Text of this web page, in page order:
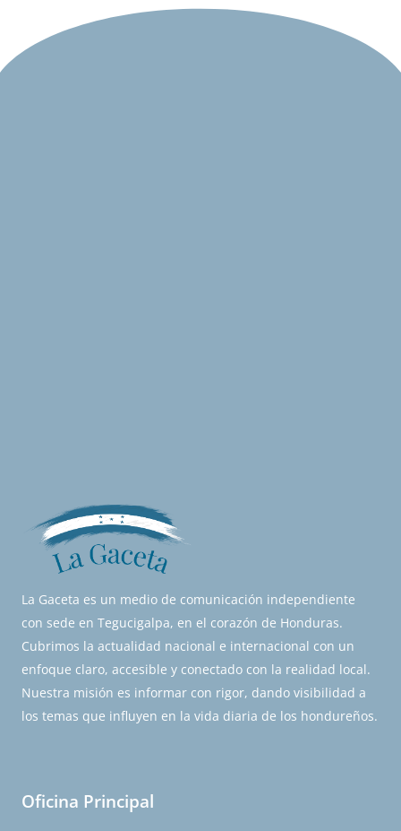
La Gaceta es un medio de comunicación independiente
con sede en Tegucigalpa, en el corazón de Honduras.
Cubrimos la actualidad nacional e internacional con un
enfoque claro, accesible y conectado con la realidad local.
Nuestra misión es informar con rigor, dando visibilidad a
los temas que influyen en la vida diaria de los hondureños.
Oficina Principal